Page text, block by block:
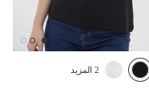
2 المزيد